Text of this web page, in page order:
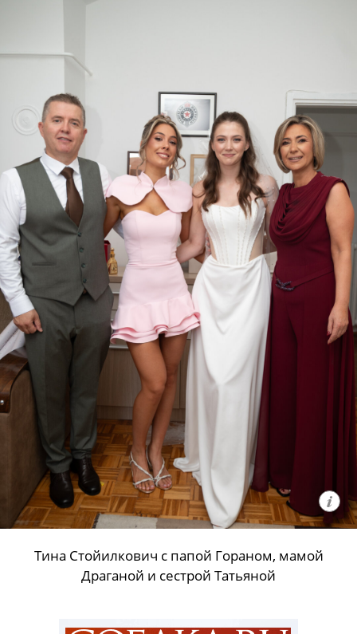
Тина Стойилкович с папой Гораном, мамой
Драганой и сестрой Татьяной